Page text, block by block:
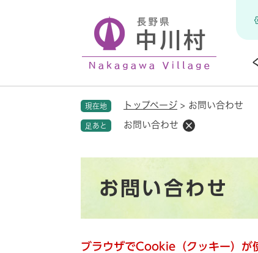
く
現在地 トップページ > お問い合わせ
足あと お問い合わせ
お問い合わせ
ブラウザでCookie（クッキー）が